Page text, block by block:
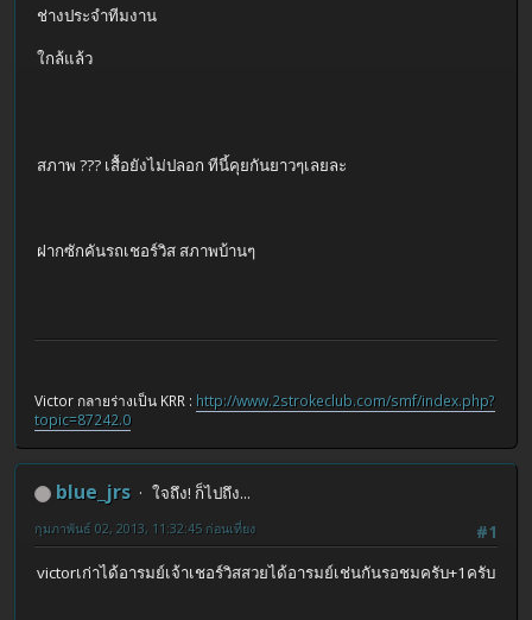
ช่างประจำทีมงาน
ใกล้แล้ว
สภาพ ??? เสื้อยังไม่ปลอก ทีนี้คุยกันยาวๆเลยละ
ฝากซักคันรถเชอร์วิส สภาพบ้านๆ
Victor กลายร่างเป็น KRR : http://www.2strokeclub.com/smf/index.php?
topic=87242.0
blue_jrs
ใจถึง! ก็ไปถึง...
#1
กุมภาพันธ์ 02, 2013, 11:32:45 ก่อนเที่ยง
victorเก่าได้อารมย์เจ้าเชอร์วิสสวยได้อารมย์เช่นกันรอชมครับ+1ครับ